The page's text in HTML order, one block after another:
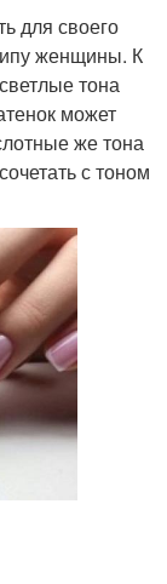
для своего
женщины. К
тона
может
же тона
с тоном